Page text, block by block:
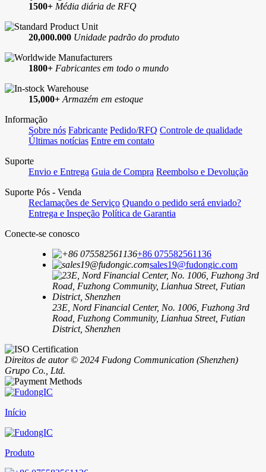
1500+ Média diária de RFQ
20,000.000 Unidade padrão do produto
1800+ Fabricantes em todo o mundo
15,000+ Armazém em estoque
Informação
Sobre nós Fabricante Pedido/RFQ Controle de qualidade
Últimas notícias Entre em contato
Suporte
Envio e Entrega Guia de Compra Reembolso e Devolução
Suporte Pós - Venda
Reclamações de Serviço Quando o pedido será enviado?
Entrega e Inspeção Política de Garantia
Conecte-se conosco
+86 075582561136
sales19@fudongic.com
23E, Nord Financial Center, No. 1006, Fuzhong 3rd
Road, Fuzhong Community, Lianhua Street, Futian
District, Shenzhen
Direitos de autor © 2024 Fudong Communication (Shenzhen)
Grupo Co., Ltd.
Início
Produto